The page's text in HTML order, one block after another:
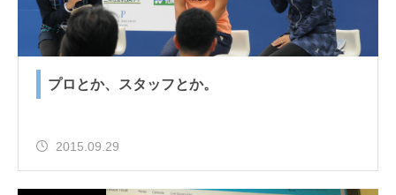
プロとか、スタッフとか。
2015.09.29